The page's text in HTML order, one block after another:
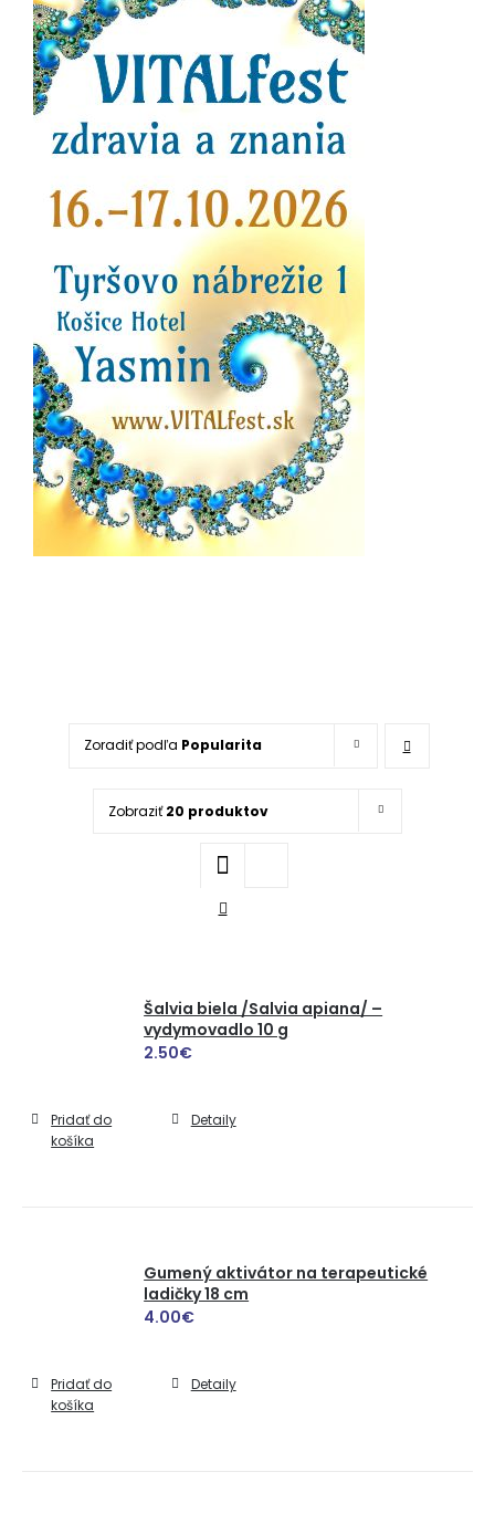
Zoradiť podľa Popularita
Zobraziť20 produktov
Šalvia biela /Salvia apiana/ –
vydymovadlo 10 g
2.50€
Pridať do
košíka
Detaily
Gumený aktivátor na terapeutické
ladičky 18 cm
4.00€
Pridať do
košíka
Detaily